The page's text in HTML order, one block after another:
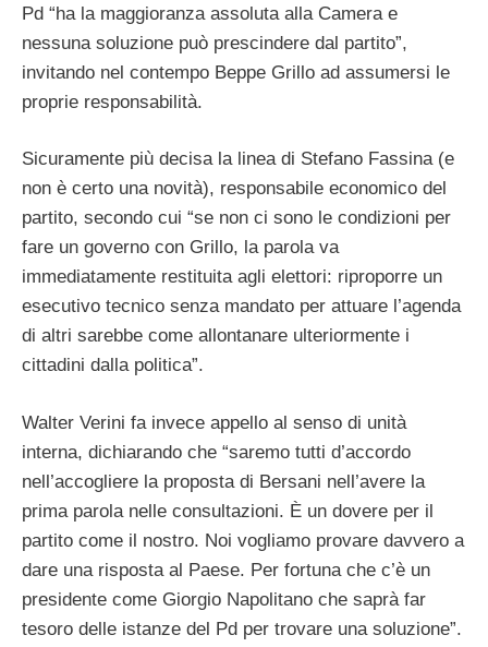
Pd “ha la maggioranza assoluta alla Camera e
nessuna soluzione può prescindere dal partito”,
invitando nel contempo Beppe Grillo ad assumersi le
proprie responsabilità.
Sicuramente più decisa la linea di Stefano Fassina (e
non è certo una novità), responsabile economico del
partito, secondo cui “se non ci sono le condizioni per
fare un governo con Grillo, la parola va
immediatamente restituita agli elettori: riproporre un
esecutivo tecnico senza mandato per attuare l’agenda
di altri sarebbe come allontanare ulteriormente i
cittadini dalla politica”.
Walter Verini fa invece appello al senso di unità
interna, dichiarando che “saremo tutti d’accordo
nell’accogliere la proposta di Bersani nell’avere la
prima parola nelle consultazioni. È un dovere per il
partito come il nostro. Noi vogliamo provare davvero a
dare una risposta al Paese. Per fortuna che c’è un
presidente come Giorgio Napolitano che saprà far
tesoro delle istanze del Pd per trovare una soluzione”.